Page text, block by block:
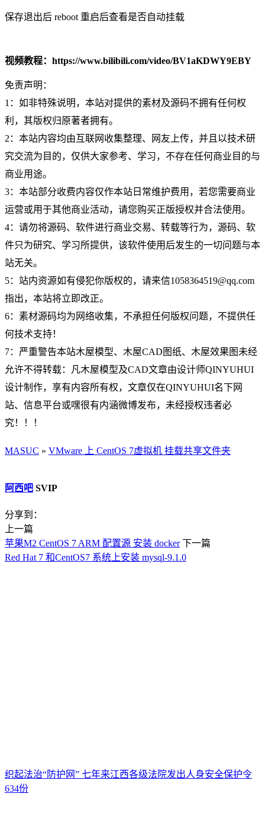
保存退出后 reboot 重启后查看是否自动挂载
视频教程：https://www.bilibili.com/video/BV1aKDWY9EBY
免责声明：
1：如非特殊说明，本站对提供的素材及源码不拥有任何权
利，其版权归原著者拥有。
2：本站内容均由互联网收集整理、网友上传，并且以技术研
究交流为目的，仅供大家参考、学习，不存在任何商业目的与
商业用途。
3：本站部分收费内容仅作本站日常维护费用，若您需要商业
运营或用于其他商业活动，请您购买正版授权并合法使用。
4：请勿将源码、软件进行商业交易、转载等行为，源码、软
件只为研究、学习所提供，该软件使用后发生的一切问题与本
站无关。
5：站内资源如有侵犯你版权的，请来信1058364519@qq.com
指出，本站将立即改正。
6：素材源码均为网络收集，不承担任何版权问题，不提供任
何技术支持！
7：严重警告本站木屋模型、木屋CAD图纸、木屋效果图未经
允许不得转载：凡木屋模型及CAD文章由设计师QINYUHUI
设计制作，享有内容所有权，文章仅在QINYUHUI名下网
站、信息平台或嘿很有内涵微博发布，未经授权违者必
究！！！
MASUC » VMware 上 CentOS 7虚拟机 挂载共享文件夹
阿西吧 SVIP
分享到：
上一篇
苹果M2 CentOS 7 ARM 配置源 安装 docker 下一篇
Red Hat 7 和CentOS7 系统上安装 mysql-9.1.0
织起法治“防护网” 七年来江西各级法院发出人身安全保护令
634份